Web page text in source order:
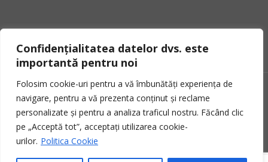
Confidențialitatea datelor dvs. este
importantă pentru noi
Folosim cookie-uri pentru a vă îmbunătăți experiența de
navigare, pentru a vă prezenta conținut și reclame
personalizate și pentru a analiza traficul nostru. Făcând clic
pe „Acceptă tot”, acceptați utilizarea cookie-
urilor. Politica Cookie
© 2025 Otto Tactical. Toate drepturile rezervate.